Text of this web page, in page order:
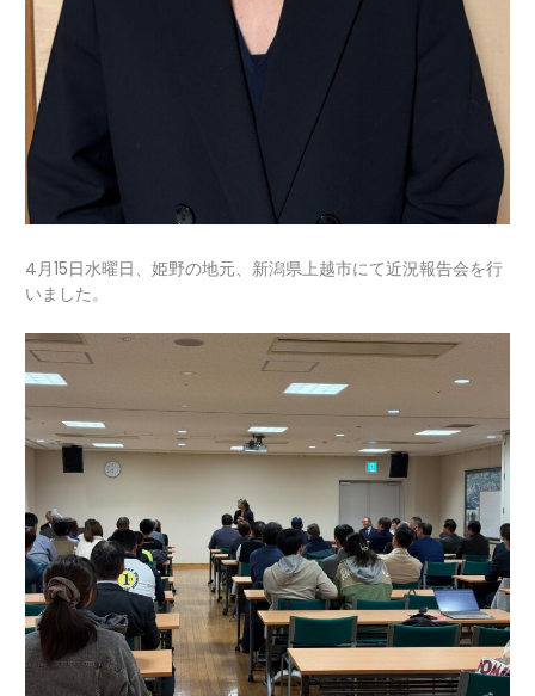
4月15日水曜日、姫野の地元、新潟県上越市にて近況報告会を行
いました。